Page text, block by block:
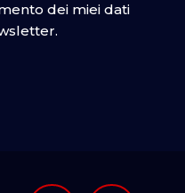
dei miei dati